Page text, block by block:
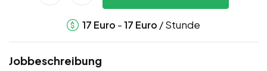
17 Euro -17 Euro / Stunde
Jobbeschreibung